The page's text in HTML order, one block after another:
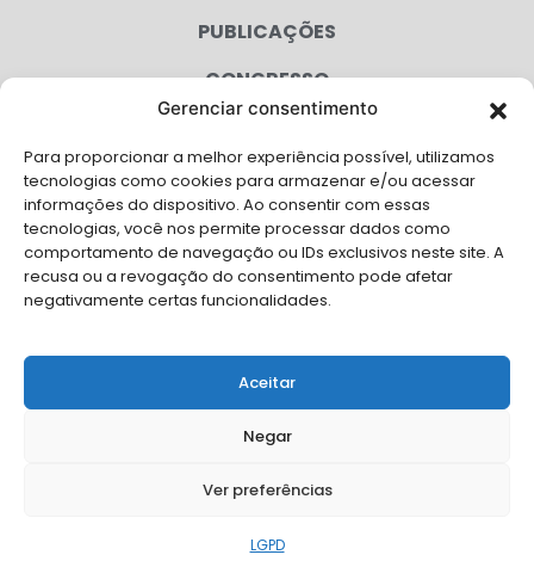
Gerenciar consentimento
Para proporcionar a melhor experiência possível, utilizamos
tecnologias como cookies para armazenar e/ou acessar
informações do dispositivo. Ao consentir com essas
tecnologias, você nos permite processar dados como
comportamento de navegação ou IDs exclusivos neste site. A
recusa ou a revogação do consentimento pode afetar
negativamente certas funcionalidades.
Aceitar
Negar
Ver preferências
LGPD
PUBLICAÇÕES
CONGRESSO
CAMPANHAS
SERVIÇOS
FILIADAS
FALE CONOSCO
Solicite Apoio Institucional da AMB para o seu evento